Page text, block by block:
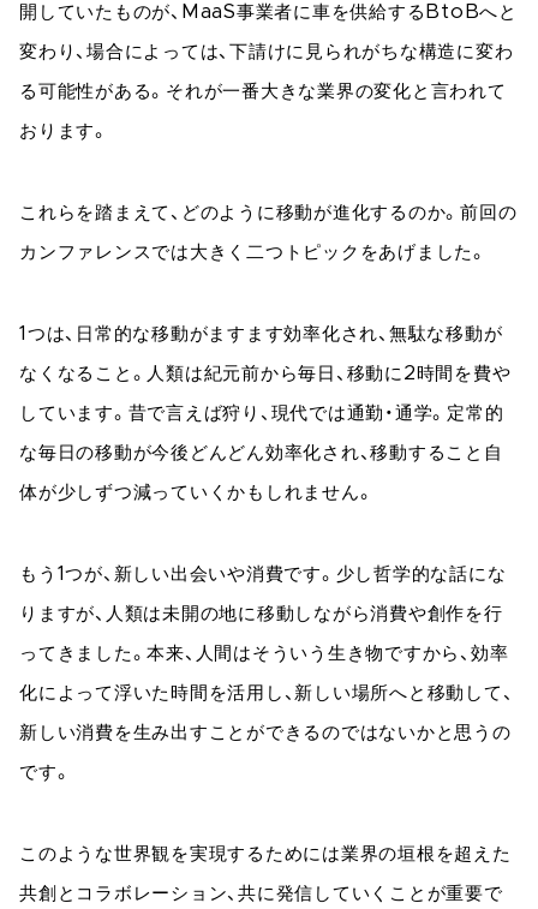
開していたものが、MaaS事業者に車を供給するBtoBへと
変わり、場合によっては、下請けに見られがちな構造に変わ
る可能性がある。それが一番大きな業界の変化と言われて
おります。
これらを踏まえて、どのように移動が進化するのか。前回の
カンファレンスでは大きく二つトピックをあげました。
1つは、日常的な移動がますます効率化され、無駄な移動が
なくなること。人類は紀元前から毎日、移動に2時間を費や
しています。昔で言えば狩り、現代では通勤・通学。定常的
な毎日の移動が今後どんどん効率化され、移動すること自
体が少しずつ減っていくかもしれません。
もう1つが、新しい出会いや消費です。少し哲学的な話にな
りますが、人類は未開の地に移動しながら消費や創作を行
ってきました。本来、人間はそういう生き物ですから、効率
化によって浮いた時間を活用し、新しい場所へと移動して、
新しい消費を生み出すことができるのではないかと思うの
です。
このような世界観を実現するためには業界の垣根を超えた
共創とコラボレーション、共に発信していくことが重要で